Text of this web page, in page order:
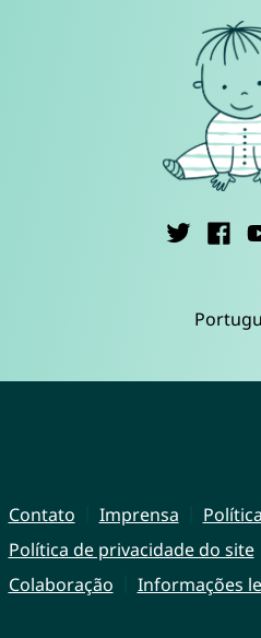
Contato Imprensa
Política de privacidade do site
Colaboração
Informações